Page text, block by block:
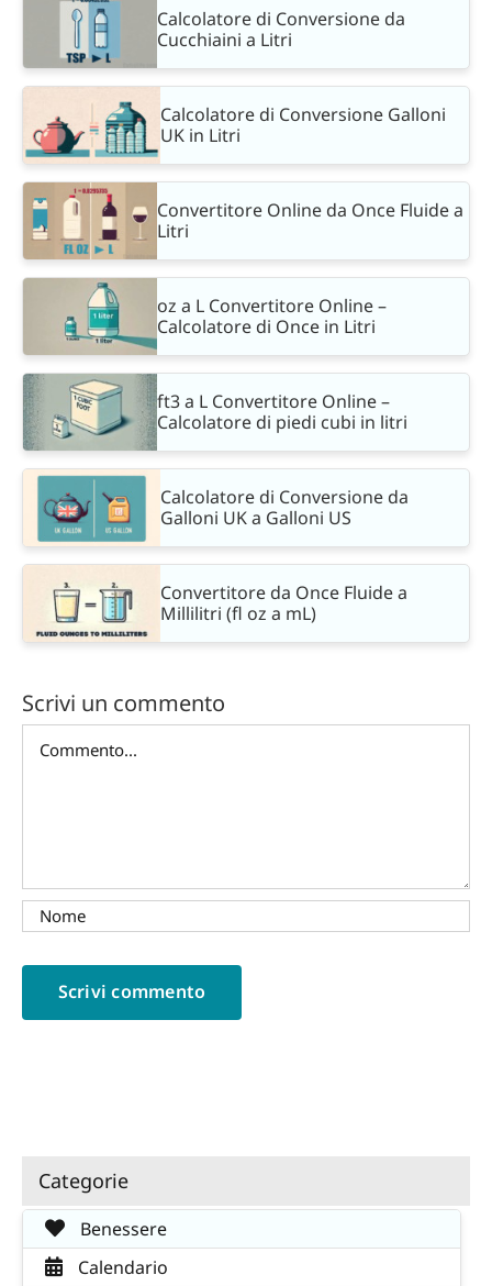
Calcolatore di Conversione da
Cucchiaini a Litri
Calcolatore di Conversione Galloni
UK in Litri
Convertitore Online da Once Fluide a
Litri
oz a L Convertitore Online –
Calcolatore di Once in Litri
ft3 a L Convertitore Online –
Calcolatore di piedi cubi in litri
Calcolatore di Conversione da
Galloni UK a Galloni US
Convertitore da Once Fluide a
Millilitri (fl oz a mL)
Scrivi un commento
Categorie
Benessere
Calendario